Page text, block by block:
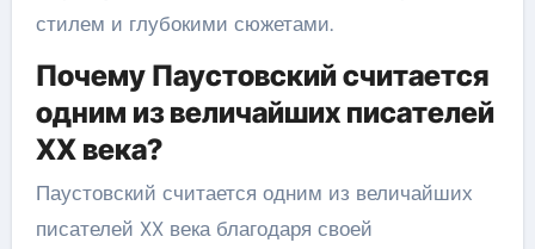
стилем и глубокими сюжетами.
Почему Паустовский считается
одним из величайших писателей
XX века?
Паустовский считается одним из величайших
писателей XX века благодаря своей